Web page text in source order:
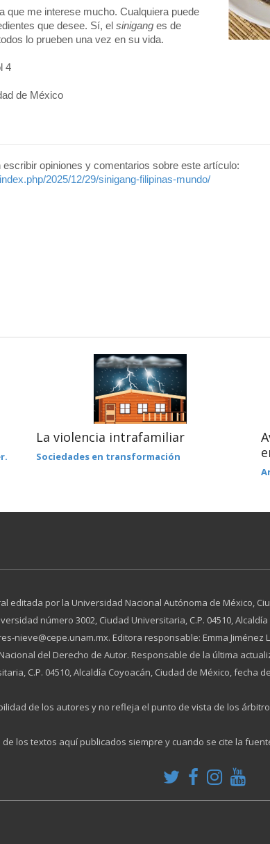
me interese mucho. Cualquiera puede
que desee. Sí, el sinigang es de
lo prueben una vez en su vida.
4
de México
opiniones y comentarios sobre este artículo:
2025/12/29/sinigang-filipinas-mundo/
La violencia intrafamiliar
Sociedades en transformación
editada por la Universidad Nacional Autónoma de México,
número 3002, Ciudad Universitaria, C.P. 04510, Alcaldía
Editora responsable: Emma Jiménez
del Derecho de Autor. Responsable de la última
C.P. 04510, Alcaldía Coyoacán, Ciudad de México, fecha
de los autores y no refleja el punto de vista de los
los textos aquí publicados siempre y cuando se cite la